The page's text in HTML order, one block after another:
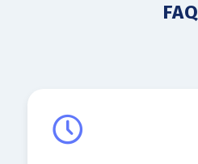
FAQ